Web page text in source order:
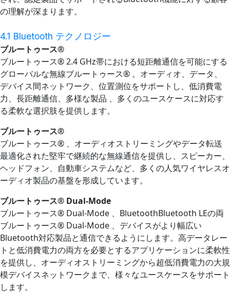
の理解が深まります。
4.1 Bluetooth テクノロジー
ブルートゥース®
ブルートゥース® 2.4 GHz帯における短距離通信を可能にする
グローバルな無線ブルートゥース® 。オーディオ、データ、
デバイス間ネットワーク、位置測位をサポートし、低消費電
力、長距離通信、多様な製品 、多くのユースケースに対応す
る柔軟な選択肢を提供します。
ブルートゥース®
ブルートゥース® 、オーディオストリーミングやデータ転送
最適化された堅牢で継続的な無線通信を提供し、スピーカー、
ヘッドフォン、自動車システムなど、多くの人気ワイヤレスオ
ーディオ製品の基盤を形成しています。
ブルートゥース® Dual-Mode
ブルートゥース® Dual-Mode 、BluetoothBluetooth LEの両
ブルートゥース® Dual-Mode 、デバイスがより幅広い
Bluetooth対応製品と通信できるようにします。高データレー
トと低消費電力の両方を必要とするアプリケーションに柔軟性
を提供し、オーディオストリーミングから超低消費電力の大規
模デバイスネットワークまで、様々なユースケースをサポート
します。